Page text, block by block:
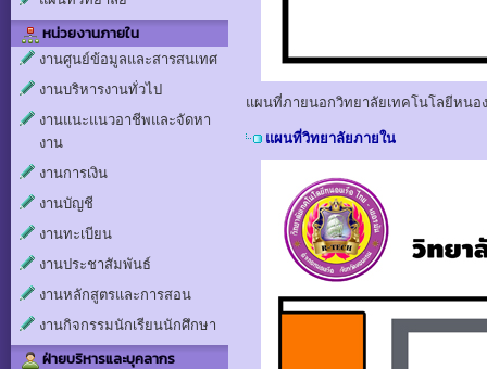
หน่วยงานภายใน
งานศูนย์ข้อมูลและสารสนเทศ
งานบริหารงานทั่วไป
งานแนะแนวอาชีพและจัดหา
งาน
งานการเงิน
งานบัญชี
งานทะเบียน
งานประชาสัมพันธ์
งานหลักสูตรและการสอน
งานกิจกรรมนักเรียนนักศึกษา
ฝ่ายบริหารและบุคลากร
แผนที่ภายนอกวิทยาลัยเทคโนโลยีหนอ
แผนที่วิทยาลัยภายใน